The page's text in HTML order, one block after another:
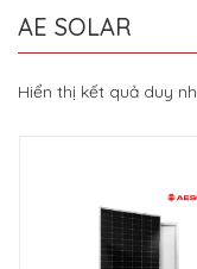
AE SOLAR
Hiển thị kết quả duy